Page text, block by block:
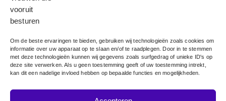
Om de beste ervaringen te bieden, gebruiken wij technologieën zoals cookies om
informatie over uw apparaat op te slaan en/of te raadplegen. Door in te stemmen
met deze technologieën kunnen wij gegevens zoals surfgedrag of unieke ID's op
deze site verwerken. Als u geen toestemming geeft of uw toestemming intrekt,
kan dit een nadelige invloed hebben op bepaalde functies en mogelijkheden.
Nieuwsbrief
Blijf op de hoogte van trainingen, evenementen en nieuwe
kansen voor vrouwen in de politiek.